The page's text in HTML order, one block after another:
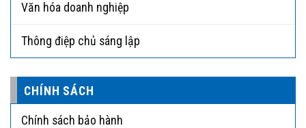
Văn hóa doanh nghiệp
Thông điệp chủ sáng lập
CHÍNH SÁCH
Chính sách bảo hành